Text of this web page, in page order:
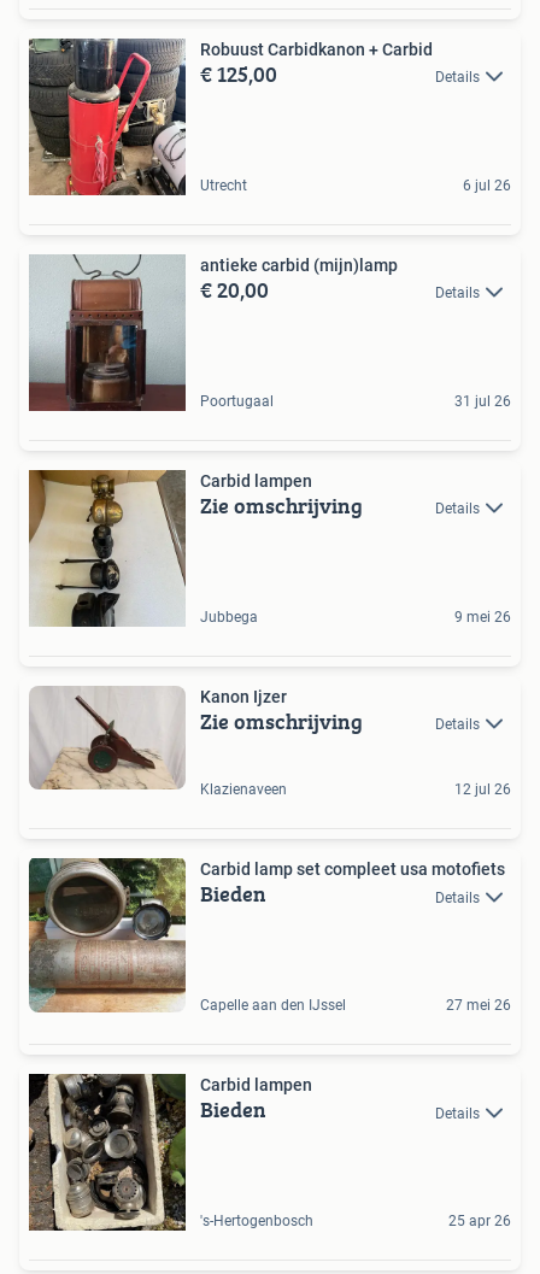
Robuust Carbidkanon + Carbid
€ 125,00 Details
Utrecht 6 jul 26
antieke carbid (mijn)lamp
€ 20,00 Details
Poortugaal 31 jul 26
Carbid lampen
Zie omschrijving Details
Jubbega 9 mei 26
Kanon Ijzer
Zie omschrijving Details
Klazienaveen 12 jul 26
Carbid lamp set compleet usa motofiets
Bieden Details
Capelle aan den IJssel 27 mei 26
Carbid lampen
Bieden Details
's-Hertogenbosch 25 apr 26